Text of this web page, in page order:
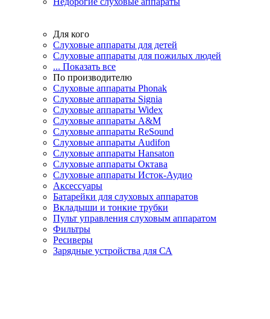
Для кого
Слуховые аппараты для детей
Слуховые аппараты для пожилых людей
... Показать все
По производителю
Слуховые аппараты Phonak
Слуховые аппараты Signia
Слуховые аппараты Widex
Слуховые аппараты A&M
Слуховые аппараты ReSound
Слуховые аппараты Audifon
Слуховые аппараты Hansaton
Слуховые аппараты Октава
Слуховые аппараты Исток-Аудио
Аксессуары
Батарейки для слуховых аппаратов
Вкладыши и тонкие трубки
Пульт управления слуховым аппаратом
Фильтры
Ресиверы
Зарядные устройства для СА